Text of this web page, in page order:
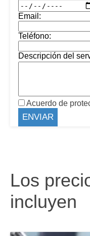
Email:
Teléfono:
Descripción del
Acuerdo de
Los
incluyen